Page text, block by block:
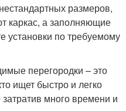
размеров,
каркас, а заполняющие
установки по требуемому
перегородки – это
ищет быстро и легко
много времени и